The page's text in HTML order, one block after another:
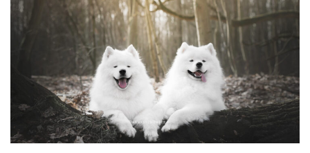
psów,
zdjęcia
psów.
Skierniewice
:: Żyrardów ::
Grodzisk
Mazowiecki
:: Piaseczno
:: Pruszków ::
Piastów ::
Kampinos ::
Leszno ::